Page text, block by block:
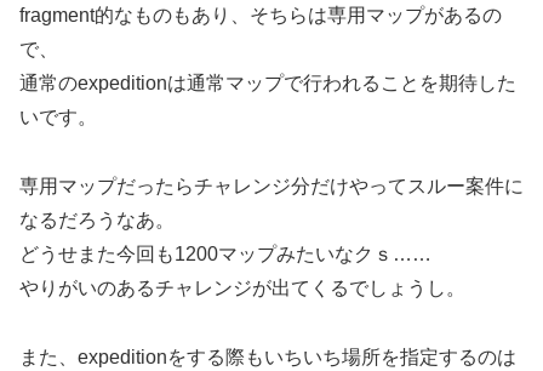
fragment的なものもあり、そちらは専用マップがあるの
で、
通常のexpeditionは通常マップで行われることを期待した
いです。
専用マップだったらチャレンジ分だけやってスルー案件に
なるだろうなあ。
どうせまた今回も1200マップみたいなクｓ……
やりがいのあるチャレンジが出てくるでしょうし。
また、expeditionをする際もいちいち場所を指定するのは